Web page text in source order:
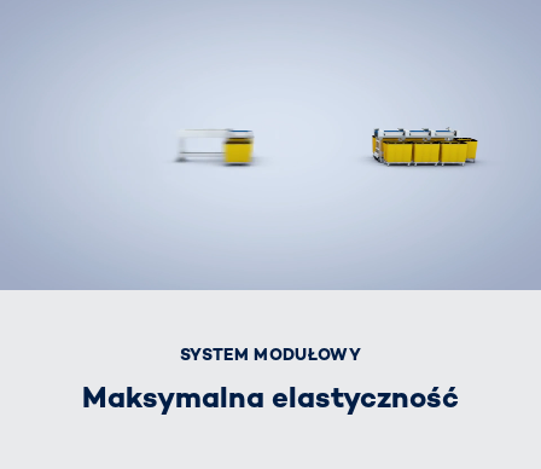
SYSTEM MODUŁOWY
Maksymalna elastyczność